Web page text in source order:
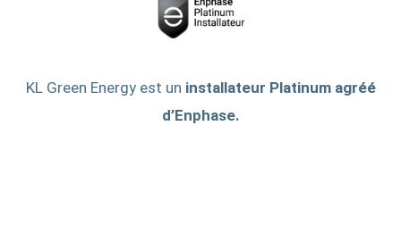
KL Green Energy est un installateur Platinum agréé
d’Enphase.